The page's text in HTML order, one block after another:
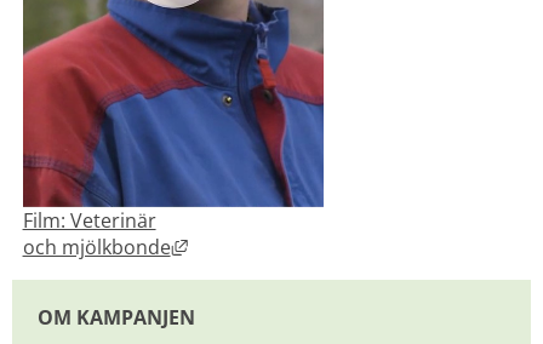
Film: Veterinär
och mjölkbonde Länk till annan webbplats, öppnas i
OM KAMPANJEN